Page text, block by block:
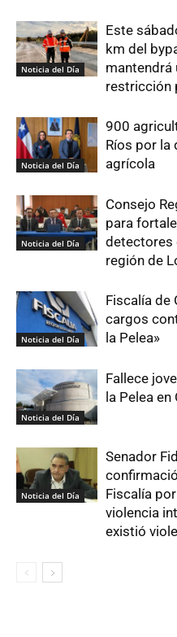
Noticia del Día
Este
km del
mantendrá
restricción
Noticia del Día
900
Ríos por la
agrícola
Noticia del Día
Consejo
para
detectores
región de
Noticia del Día
Fiscalía de
cargos
la Pelea»
Noticia del Día
Fallece
la Pelea en
Noticia del Día
Senador
Fiscalía
violencia
existió